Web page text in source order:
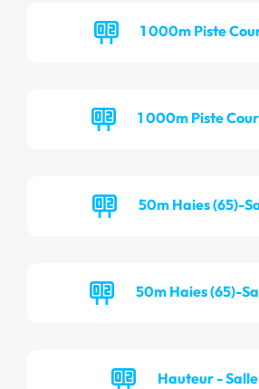
1 000m Piste
1 000m Piste
50m Haies (65)-
50m Haies (65)-
Hauteur - Salle